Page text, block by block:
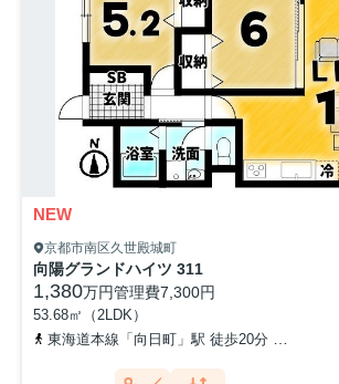
NEW
京都市南区久世殿城町
向陽グランドハイツ 311
1,380万円管理費7,300円
53.68㎡（2LDK）
東海道本線「向日町」駅 徒歩20分